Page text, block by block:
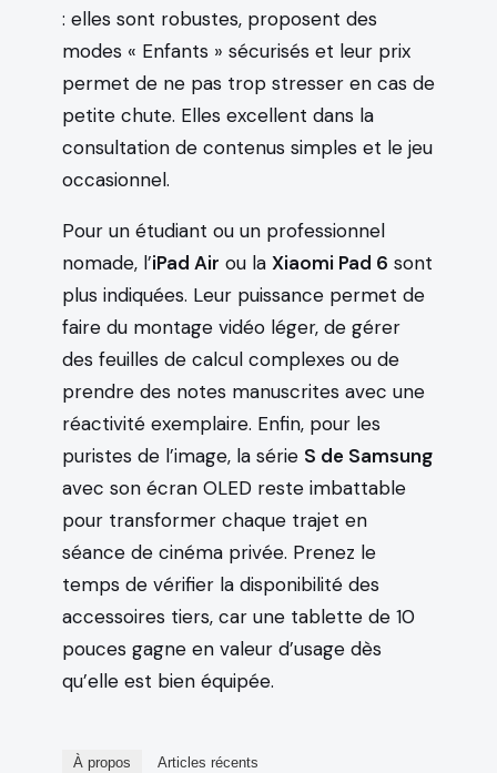
: elles sont robustes, proposent des
modes « Enfants » sécurisés et leur prix
permet de ne pas trop stresser en cas de
petite chute. Elles excellent dans la
consultation de contenus simples et le jeu
occasionnel.
Pour un étudiant ou un professionnel
nomade, l’iPad Air ou la Xiaomi Pad 6 sont
plus indiquées. Leur puissance permet de
faire du montage vidéo léger, de gérer
des feuilles de calcul complexes ou de
prendre des notes manuscrites avec une
réactivité exemplaire. Enfin, pour les
puristes de l’image, la série S de Samsung
avec son écran OLED reste imbattable
pour transformer chaque trajet en
séance de cinéma privée. Prenez le
temps de vérifier la disponibilité des
accessoires tiers, car une tablette de 10
pouces gagne en valeur d’usage dès
qu’elle est bien équipée.
À propos Articles récents